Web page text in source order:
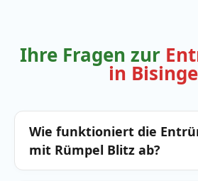
Ihre Fragen zur
in
Wie funktioniert die
mit Rümpel Blitz ab?